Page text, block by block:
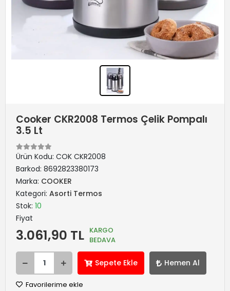
Cooker CKR2008 Termos Çelik Pompalı
3.5 Lt
Ürün Kodu: COK CKR2008
Barkod: 8692823380173
Marka: COOKER
Kategori: Asorti Termos
Stok: 10
Fiyat
3.061,90 TL KARGO
BEDAVA
Sepete Ekle Hemen Al
Favorilerime ekle